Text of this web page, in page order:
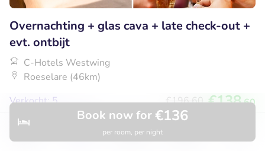
Restaurants
Book now for€136
per room, per night
Overnachting + glas cava + late check-out +
evt. ontbijt
C-Hotels Westwing
Roeselare (46km)
Verkocht: 5
€196,60 €138,60